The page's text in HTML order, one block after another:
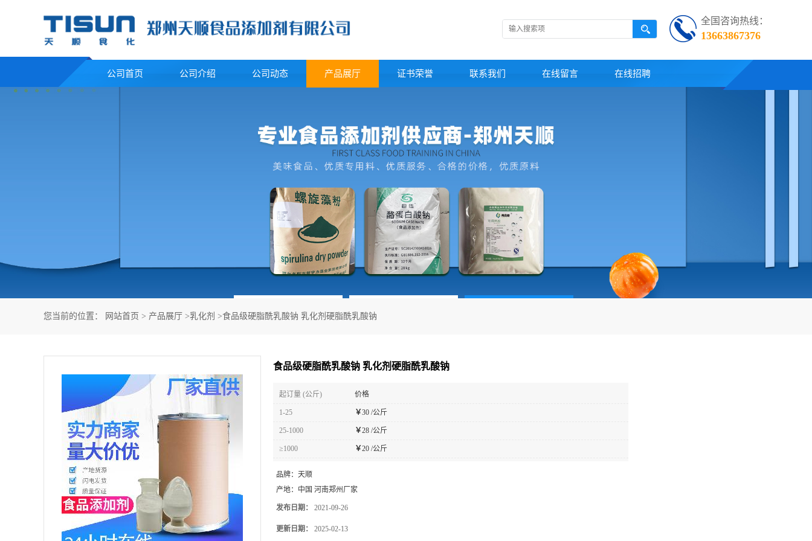
全国咨询热线：
13663867376
公司首页 公司介绍 公司动态 产品展厅 证书荣誉 联系我们 在线留言 在线招聘
您当前的位置： 网站首页 > 产品展厅 >乳化剂 >食品级硬脂酰乳酸钠 乳化剂硬脂酰乳酸钠
食品级硬脂酰乳酸钠 乳化剂硬脂酰乳酸钠
起订量 (公斤) 价格
1-25 ￥30 /公斤
25-1000 ￥28 /公斤
≥1000 ￥20 /公斤
品牌： 天顺
产地： 中国 河南郑州厂家
发布日期： 2021-09-26
更新日期： 2025-02-13